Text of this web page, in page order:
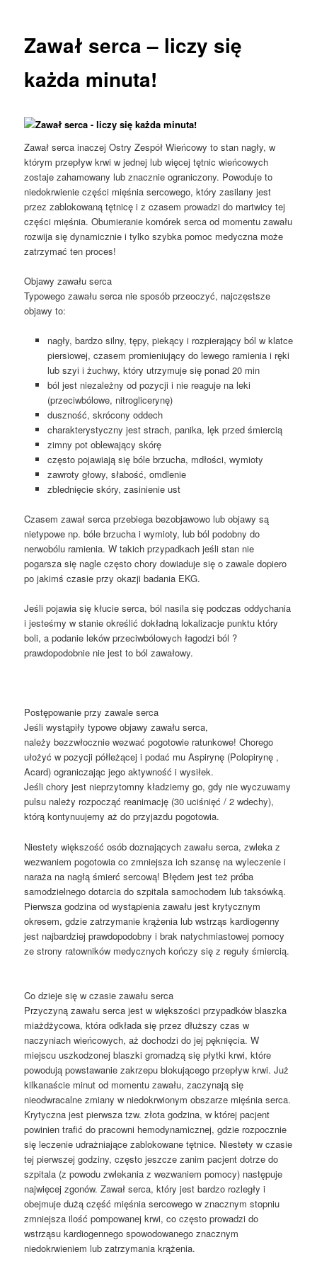
Zawał serca – liczy się
każda minuta!
Zawał serca inaczej Ostry Zespół Wieńcowy to stan nagły, w
którym przepływ krwi w jednej lub więcej tętnic wieńcowych
zostaje zahamowany lub znacznie ograniczony. Powoduje to
niedokrwienie części mięśnia sercowego, który zasilany jest
przez zablokowaną tętnicę i z czasem prowadzi do martwicy tej
części mięśnia. Obumieranie komórek serca od momentu zawału
rozwija się dynamicznie i tylko szybka pomoc medyczna może
zatrzymać ten proces!
Objawy zawału serca
Typowego zawału serca nie sposób przeoczyć, najczęstsze
objawy to:
nagły, bardzo silny, tępy, piekący i rozpierający ból w klatce
piersiowej, czasem promieniujący do lewego ramienia i ręki
lub szyi i żuchwy, który utrzymuje się ponad 20 min
ból jest niezależny od pozycji i nie reaguje na leki
(przeciwbólowe, nitroglicerynę)
duszność, skrócony oddech
charakterystyczny jest strach, panika, lęk przed śmiercią
zimny pot oblewający skórę
często pojawiają się bóle brzucha, mdłości, wymioty
zawroty głowy, słabość, omdlenie
zblednięcie skóry, zasinienie ust
Czasem zawał serca przebiega bezobjawowo lub objawy są
nietypowe np. bóle brzucha i wymioty, lub ból podobny do
nerwobólu ramienia. W takich przypadkach jeśli stan nie
pogarsza się nagle często chory dowiaduje się o zawale dopiero
po jakimś czasie przy okazji badania EKG.
Jeśli pojawia się kłucie serca, ból nasila się podczas oddychania
i jesteśmy w stanie określić dokładną lokalizacje punktu który
boli, a podanie leków przeciwbólowych łagodzi ból ?
prawdopodobnie nie jest to ból zawałowy.
Postępowanie przy zawale serca
Jeśli wystąpiły typowe objawy zawału serca,
należy bezzwłocznie wezwać pogotowie ratunkowe! Chorego
ułożyć w pozycji półleżącej i podać mu Aspirynę (Polopirynę ,
Acard) ograniczając jego aktywność i wysiłek.
Jeśli chory jest nieprzytomny kładziemy go, gdy nie wyczuwamy
pulsu należy rozpocząć reanimację (30 uciśnięć / 2 wdechy),
którą kontynuujemy aż do przyjazdu pogotowia.
Niestety większość osób doznających zawału serca, zwleka z
wezwaniem pogotowia co zmniejsza ich szansę na wyleczenie i
naraża na nagłą śmierć sercową! Błędem jest też próba
samodzielnego dotarcia do szpitala samochodem lub taksówką.
Pierwsza godzina od wystąpienia zawału jest krytycznym
okresem, gdzie zatrzymanie krążenia lub wstrząs kardiogenny
jest najbardziej prawdopodobny i brak natychmiastowej pomocy
ze strony ratowników medycznych kończy się z reguły śmiercią.
Co dzieje się w czasie zawału serca
Przyczyną zawału serca jest w większości przypadków blaszka
miażdżycowa, która odkłada się przez dłuższy czas w
naczyniach wieńcowych, aż dochodzi do jej pęknięcia. W
miejscu uszkodzonej blaszki gromadzą się płytki krwi, które
powodują powstawanie zakrzepu blokującego przepływ krwi. Już
kilkanaście minut od momentu zawału, zaczynają się
nieodwracalne zmiany w niedokrwionym obszarze mięśnia serca.
Krytyczna jest pierwsza tzw. złota godzina, w której pacjent
powinien trafić do pracowni hemodynamicznej, gdzie rozpocznie
się leczenie udrażniające zablokowane tętnice. Niestety w czasie
tej pierwszej godziny, często jeszcze zanim pacjent dotrze do
szpitala (z powodu zwlekania z wezwaniem pomocy) następuje
najwięcej zgonów. Zawał serca, który jest bardzo rozległy i
obejmuje dużą część mięśnia sercowego w znacznym stopniu
zmniejsza ilość pompowanej krwi, co często prowadzi do
wstrząsu kardiogennego spowodowanego znacznym
niedokrwieniem lub zatrzymania krążenia.